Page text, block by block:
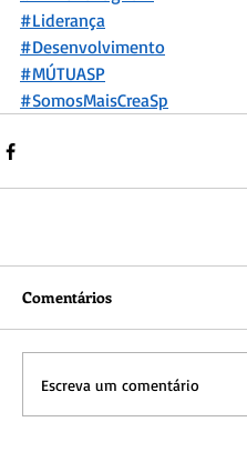
#Liderança
#Desenvolvimento
#MÚTUASP
#SomosMaisCreaSp
Comentários
Escreva um comentário